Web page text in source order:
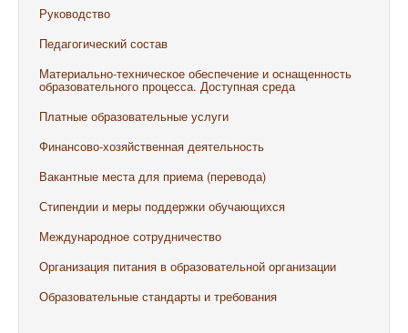
Руководство
Педагогический состав
Материально-техническое обеспечение и оснащенность
образовательного процесса. Доступная среда
Платные образовательные услуги
Финансово-хозяйственная деятельность
Вакантные места для приема (перевода)
Стипендии и меры поддержки обучающихся
Международное сотрудничество
Организация питания в образовательной организации
Образовательные стандарты и требования